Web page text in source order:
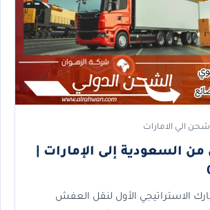
شحن الي الامارات
السعودية إلى الإمارات |
الاستراتيجي الأول لنقل العفش